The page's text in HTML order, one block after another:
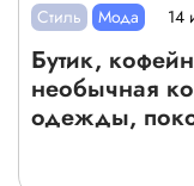
Стиль Мода 14
Бутик,
необычная
одежды,